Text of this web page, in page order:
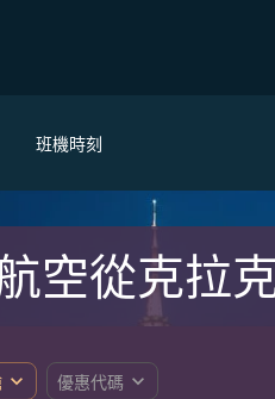
班機時刻
空從克拉
expand_more 優惠代碼 expand_more